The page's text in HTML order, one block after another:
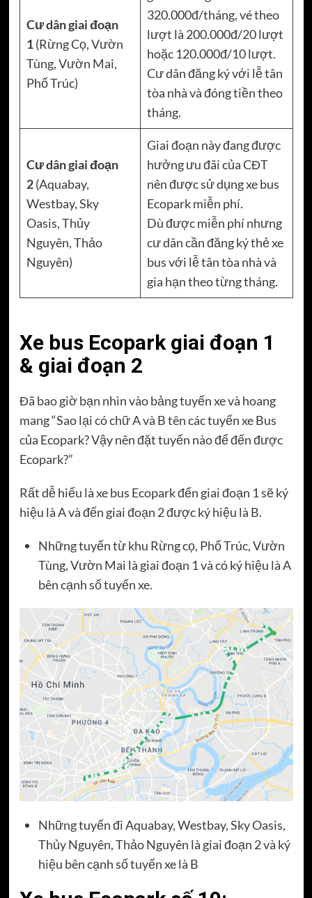
Cư dân giai đoạn
1(Rừng Cọ, Vườn
Tùng, Vườn Mai,
Phố Trúc)
320.000đ/tháng, vé theo
lượt là 200.000đ/20 lượt
hoặc 120.000đ/10 lượt.
Cư dân đăng ký với lễ tân
tòa nhà và đóng tiền theo
tháng.
Cư dân giai đoạn
2(Aquabay,
Westbay, Sky
Oasis, Thủy
Nguyên, Thảo
Nguyên)
Giai đoạn này đang được
hưởng ưu đãi của CĐT
nên được sử dụng xe bus
Ecopark miễn phí.
Dù được miễn phí nhưng
cư dân cần đăng ký thẻ xe
bus với lễ tân tòa nhà và
gia hạn theo từng tháng.
Xe bus Ecopark giai đoạn 1
& giai đoạn 2
Đã bao giờ bạn nhìn vào bảng tuyến xe và hoang
mang “Sao lại có chữ A và B tên các tuyến xe Bus
của Ecopark? Vậy nên đặt tuyến nào để đến được
Ecopark?”
Rất dễ hiểu là xe bus Ecopark đến giai đoạn 1 sẽ ký
hiệu là A và đến giai đoạn 2 được ký hiệu là B.
Những tuyến từ khu Rừng cọ, Phố Trúc, Vườn
Tùng, Vườn Mai là giai đoạn 1 và có ký hiệu là A
bên cạnh số tuyến xe.
Những tuyến đi Aquabay, Westbay, Sky Oasis,
Thủy Nguyên, Thảo Nguyên là giai đoạn 2 và ký
hiệu bên cạnh số tuyến xe là B